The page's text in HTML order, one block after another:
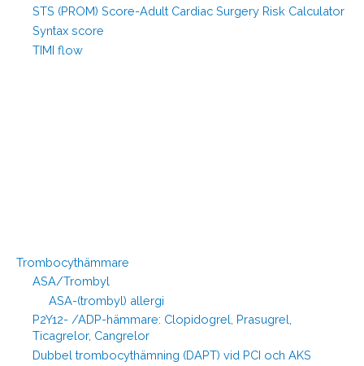
STS (PROM) Score-Adult Cardiac Surgery Risk Calculator
Syntax score
TIMI flow
Trombocythämmare
ASA/Trombyl
ASA-(trombyl) allergi
P2Y12- /ADP-hämmare: Clopidogrel, Prasugrel,
Ticagrelor, Cangrelor
Dubbel trombocythämning (DAPT) vid PCI och AKS